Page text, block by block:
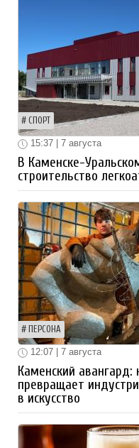
СПОРТ
15:37 | 7 августа
В Каменске-
строительство
ПЕРСОНА
12:07 | 7 августа
Каменский авангард:
превращает
в искусство